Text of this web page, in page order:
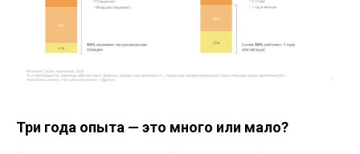
Три года опыта — это много или мало?